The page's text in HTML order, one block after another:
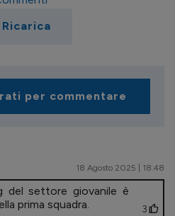
Ricarica
per commentare
18 Agosto 2025 | 18.48
del settore giovanile è
prima squadra.
3